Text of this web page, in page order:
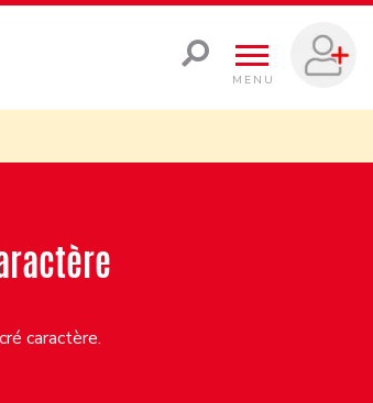
MENU
caractère.